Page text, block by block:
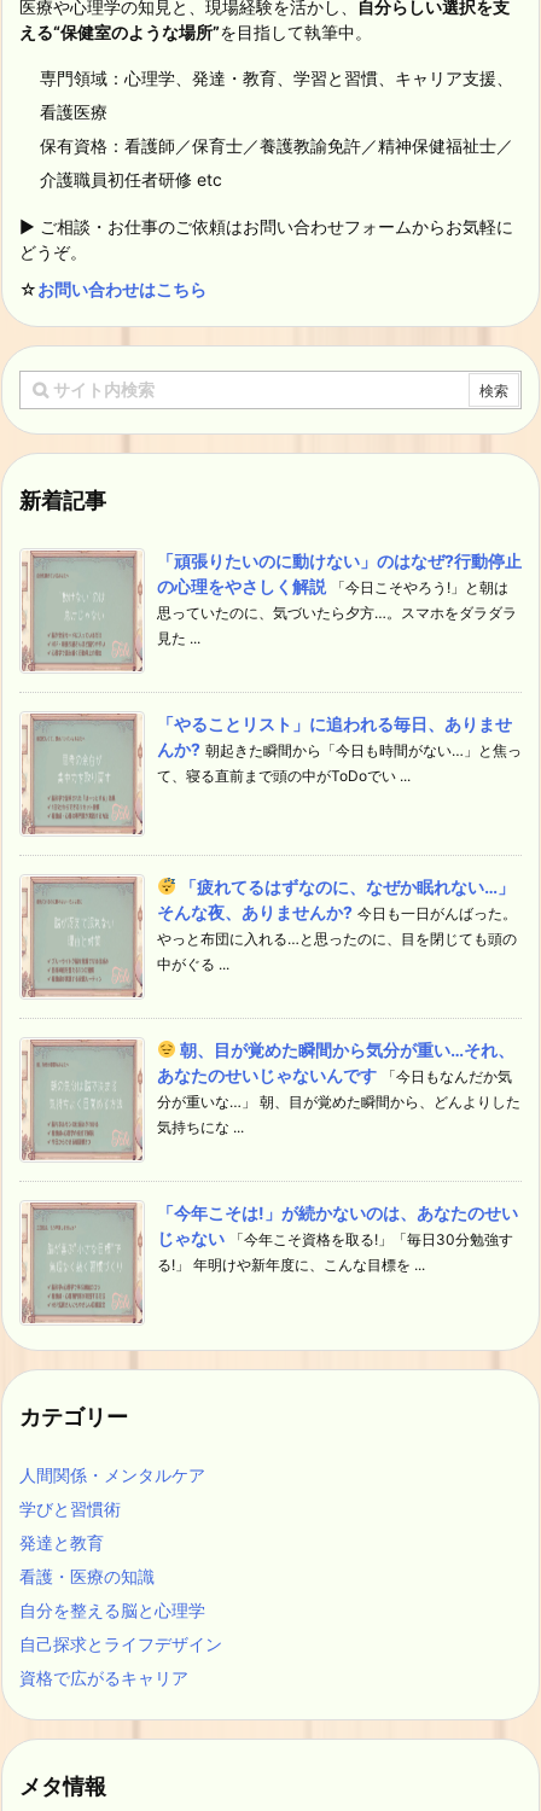
医療や心理学の知見と、現場経験を活かし、
自分らしい選択を支
える“保健室のような場所”を目指して執筆中。
専門領域：心理学、発達・教育、学習と習慣、キャリア支援、
看護医療
保有資格：看護師／保育士／養護教諭免許／精神保健福祉士／
介護職員初任者研修 etc
▶ ご相談・お仕事のご依頼はお問い合わせフォームからお気軽に
どうぞ。
☆お問い合わせはこちら
新着記事
「頑張りたいのに動けない」のはなぜ?行動停止
の心理をやさしく解説
「今日こそやろう!」と朝は
思っていたのに、気づいたら夕方…。スマホをダラダラ
見た ...
「やることリスト」に追われる毎日、ありませ
んか? 朝起きた瞬間から「今日も時間がない…」と焦っ
て、寝る直前まで頭の中がToDoでい ...
「疲れてるはずなのに、なぜか眠れない…」
そんな夜、ありませんか? 今日も一日がんばった。
やっと布団に入れる…と思ったのに、目を閉じても頭の
中がぐる ...
朝、目が覚めた瞬間から気分が重い…それ、
あなたのせいじゃないんです
「今日もなんだか気
分が重いな…」 朝、目が覚めた瞬間から、どんよりした
気持ちにな ...
「今年こそは!」が続かないのは、あなたのせい
じゃない
「今年こそ資格を取る!」「毎日30分勉強す
る!」 年明けや新年度に、こんな目標を ...
カテゴリー
人間関係・メンタルケア
学びと習慣術
発達と教育
看護・医療の知識
自分を整える脳と心理学
自己探求とライフデザイン
資格で広がるキャリア
メタ情報